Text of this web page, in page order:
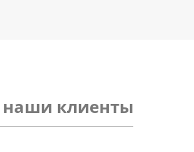
клиенты